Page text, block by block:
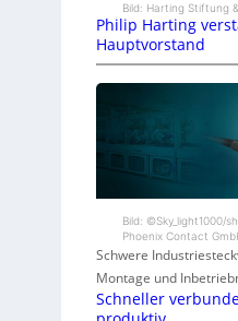
Bild: Harting Stiftung
Philip Harting
Hauptvorstand
Bild: ©Sky_light1000/
Phoenix Contact
Schwere
Montage und
Schneller